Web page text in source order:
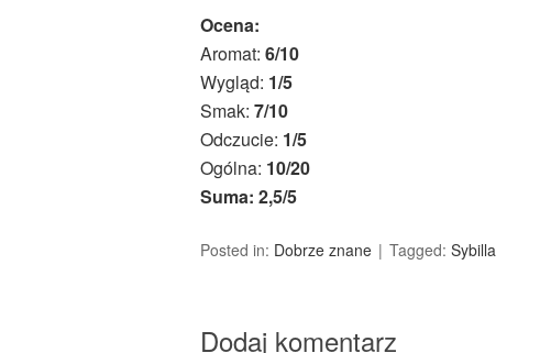
Ocena:
Aromat: 6/10
Wygląd: 1/5
Smak: 7/10
Odczucie: 1/5
Ogólna: 10/20
Suma: 2,5/5
Posted in: Dobrze znane Tagged: Sybilla
Dodaj komentarz